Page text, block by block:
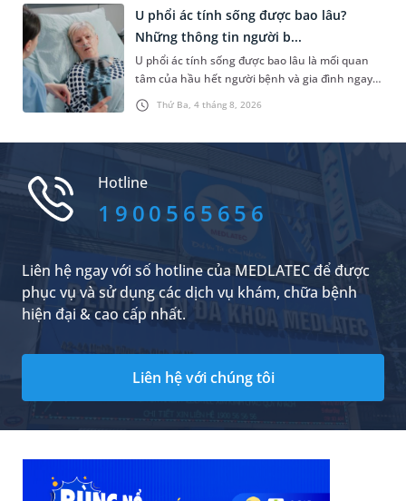
muốn cải thiện bệnh mà không cần can thiệp y
tế. Bài viết dưới đây sẽ giúp bạn hiểu thêm về
hiệu quả của những phương pháp này để chủ
động đưa ra lựa chọn phù hợp, an toàn cho sức
khỏe.
Thứ Ba, 4 tháng 8, 2026
U phổi ác tính sống được bao lâu?
Những thông tin người b...
U phổi ác tính sống được bao lâu là mối quan
tâm của hầu hết người bệnh và gia đình ngay
sau khi nhận chẩn đoán. Thực tế, thời gian
sống không thể xác định bằng một con số
đoạn bệnh, loại ung thư phổi, mức độ đáp ứng
Hotline
1900565656
Liên hệ ngay với số hotline của MEDLATEC để được
phục vụ và sử dụng các dịch vụ khám, chữa bệnh
hiện đại & cao cấp nhất.
Liên hệ với chúng tôi